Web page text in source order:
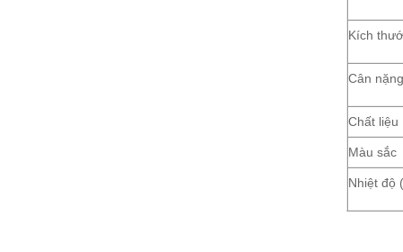
Kích
Cân
Chất liệu
Màu sắc
Nhiệt độ